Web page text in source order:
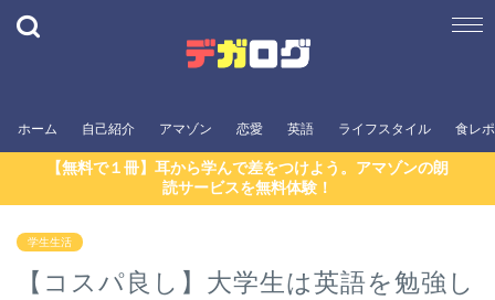
ホーム 自己紹介 アマゾン 恋愛 英語 ライフスタイル 食レポ
【無料で１冊】耳から学んで差をつけよう。アマゾンの朗
読サービスを無料体験！
学生生活
【コスパ良し】大学生は英語を勉強し